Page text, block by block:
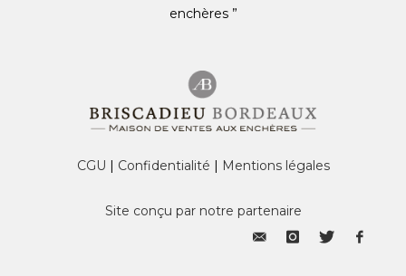
enchères ”
CGU | Confidentialité | Mentions légales
Site conçu par notre partenaire